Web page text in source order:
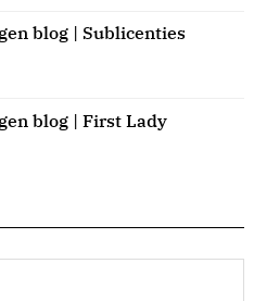
blog | Sublicenties
blog | First Lady